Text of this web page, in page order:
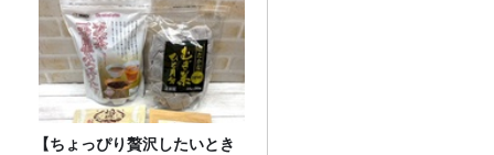
【ちょっぴり贅沢したいとき